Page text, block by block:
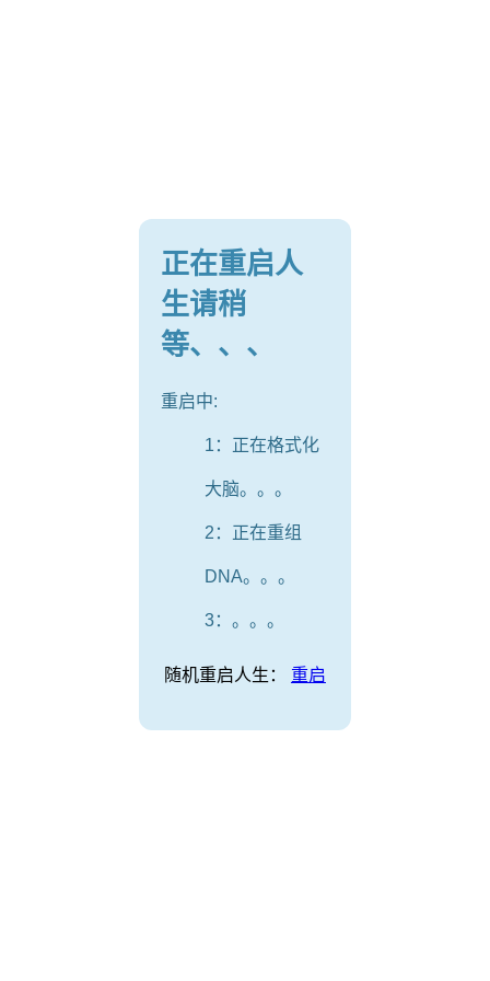
正在重启人
生请稍
等、、、
重启中:
1：正在格式化
大脑。。。
2：正在重组
DNA。。。
3：。。。
随机重启人生： 重启